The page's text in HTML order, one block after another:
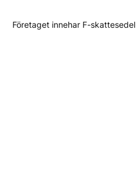
Företaget innehar F-skattesedel